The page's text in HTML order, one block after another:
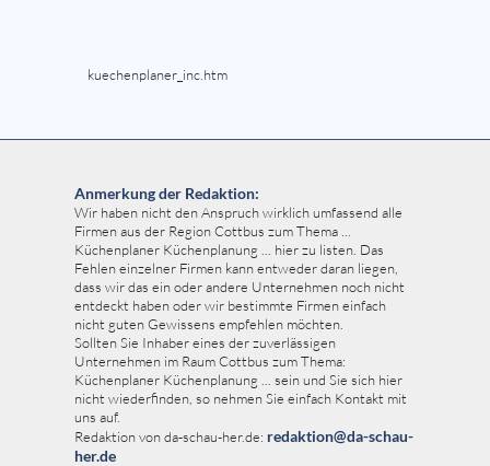
kuechenplaner_inc.htm
Anmerkung der Redaktion:
Wir haben nicht den Anspruch wirklich umfassend alle
Firmen aus der Region Cottbus zum Thema ...
Küchenplaner Küchenplanung ... hier zu listen. Das
Fehlen einzelner Firmen kann entweder daran liegen,
dass wir das ein oder andere Unternehmen noch nicht
entdeckt haben oder wir bestimmte Firmen einfach
nicht guten Gewissens empfehlen möchten.
Sollten Sie Inhaber eines der zuverlässigen
Unternehmen im Raum Cottbus zum Thema:
Küchenplaner Küchenplanung ... sein und Sie sich hier
nicht wiederfinden, so nehmen Sie einfach Kontakt mit
uns auf.
Redaktion von da-schau-her.de: redaktion@da-schau-
her.de